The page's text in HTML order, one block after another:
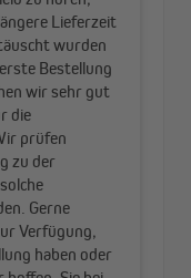
Querbalken der